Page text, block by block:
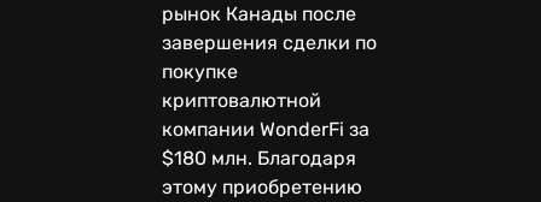
рынок Канады после
завершения сделки по
покупке
криптовалютной
компании WonderFi за
$180 млн. Благодаря
этому приобретению